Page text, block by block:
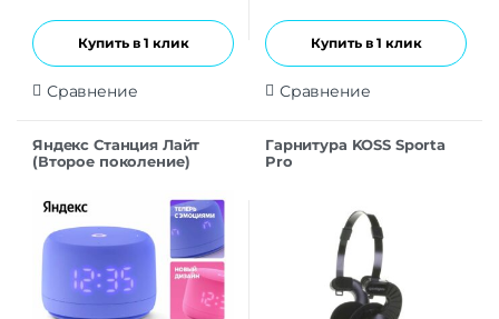
Купить в 1 клик
Сравнение
Купить в 1 клик
Сравнение
Яндекс Станция Лайт
(Второе поколение)
Гарнитура KOSS Sporta
Pro